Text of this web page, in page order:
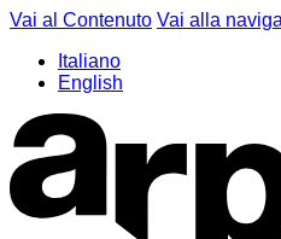
Vai al Contenuto Vai alla
Italiano
English